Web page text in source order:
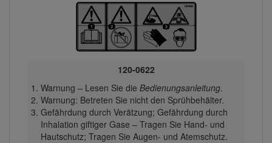
120-0622
Warnung – Lesen Sie die Bedienungsanleitung.
Warnung: Betreten Sie nicht den Sprühbehälter.
Gefährdung durch Verätzung; Gefährdung durch
Inhalation giftiger Gase – Tragen Sie Hand- und
Hautschutz; Tragen Sie Augen- und Atemschutz.